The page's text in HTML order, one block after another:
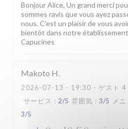
Bonjour Alice, Un grand merci
sommes ravis que vous ayez
nous. C'est un plaisir de vous
bientôt dans notre
Capucines
Makoto H
2026-07-13 - 19:30 - ゲスト 4
サービス : 2/5 雰囲気 : 3/5 メニ
3/5